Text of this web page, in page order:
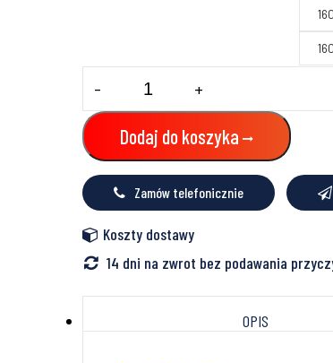
Redukcja
- +
Dodaj do koszyka
Zamów telefonicznie
Koszty dostawy
14 dni na zwrot bez podawania
OPIS